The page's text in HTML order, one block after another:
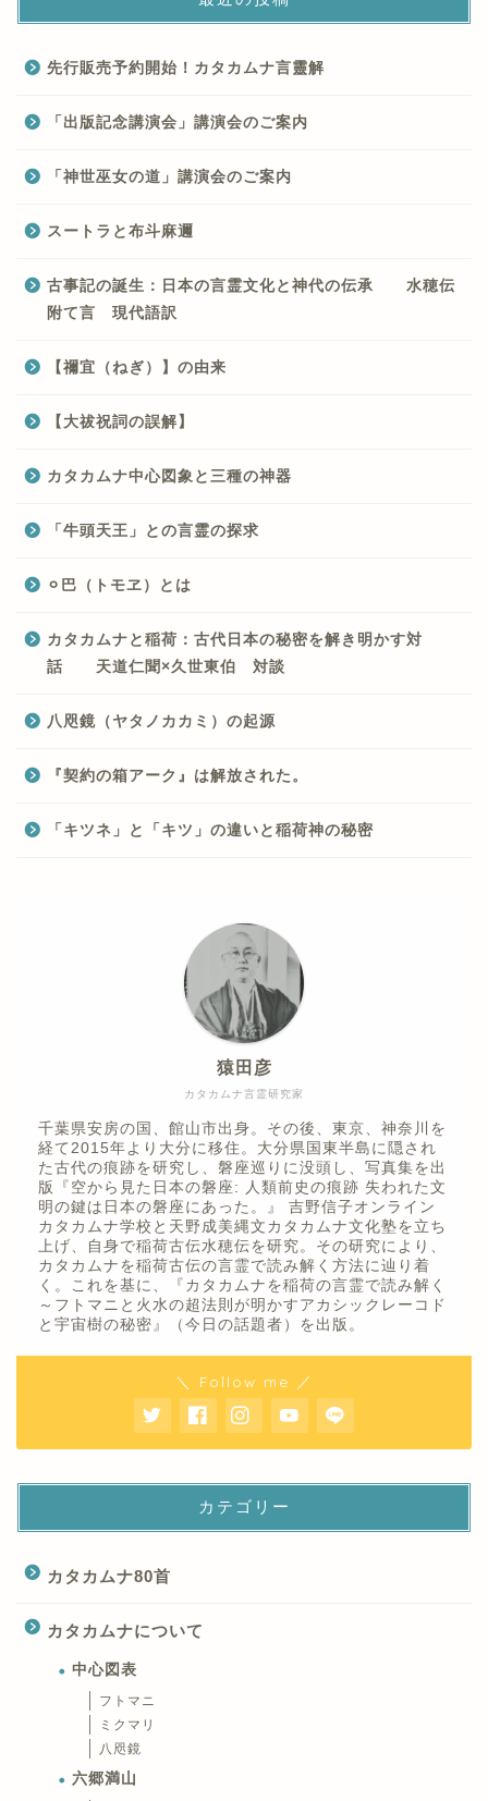
先行販売予約開始！カタカムナ言靈解
「出版記念講演会」講演会のご案内
「神世巫女の道」講演会のご案内
スートラと布斗麻邇
古事記の誕生：日本の言霊文化と神代の伝承 水穂伝
附て言 現代語訳
【禰宜（ねぎ）】の由来
【大祓祝詞の誤解】
カタカムナ中心図象と三種の神器
「牛頭天王」との言霊の探求
⚪︎巴（トモヱ）とは
カタカムナと稲荷：古代日本の秘密を解き明かす対
話 天道仁聞×久世東伯 対談
八咫鏡（ヤタノカカミ）の起源
『契約の箱アーク』は解放された。
「キツネ」と「キツ」の違いと稲荷神の秘密
カタカムナ言霊研究家
猿田彦
千葉県安房の国、館山市出身。その後、東京、神奈川を
経て2015年より大分に移住。大分県国東半島に隠され
た古代の痕跡を研究し、磐座巡りに没頭し、写真集を出
版『空から見た日本の磐座: 人類前史の痕跡 失われた文
明の鍵は日本の磐座にあった。』 吉野信子オンライン
カタカムナ学校と天野成美縄文カタカムナ文化塾を立ち
上げ、自身で稲荷古伝水穂伝を研究。その研究により、
カタカムナを稲荷古伝の言霊で読み解く方法に辿り着
く。これを基に、『カタカムナを稲荷の言霊で読み解く
～フトマニと火水の超法則が明かすアカシックレーコド
と宇宙樹の秘密』（今日の話題者）を出版。
＼ Follow me ／
カテゴリー
カタカムナ80首
カタカムナについて
中心図表
フトマニ
ミクマリ
八咫鏡
六郷満山